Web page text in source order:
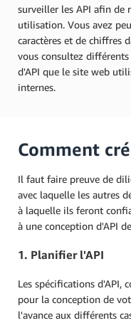
surveiller les API afin de
utilisation. Vous avez
caractères et de chiffres
vous consultez
d'API que le site web
internes.
Comment
Il faut faire preuve de
avec laquelle les autres
à laquelle ils feront
à une conception d'API
1. Planifier l'API
Les spécifications d'API,
pour la conception de
l'avance aux différents